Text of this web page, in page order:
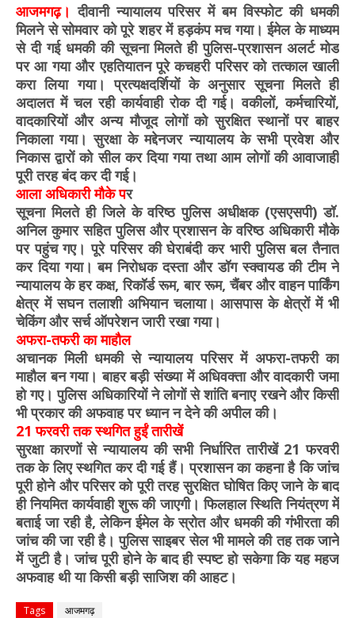
आजमगढ़। दीवानी न्यायालय परिसर में बम विस्फोट की धमकी
मिलने से सोमवार को पूरे शहर में हड़कंप मच गया। ईमेल के माध्यम
से दी गई धमकी की सूचना मिलते ही पुलिस-प्रशासन अलर्ट मोड
पर आ गया और एहतियातन पूरे कचहरी परिसर को तत्काल खाली
करा लिया गया। प्रत्यक्षदर्शियों के अनुसार सूचना मिलते ही
अदालत में चल रही कार्यवाही रोक दी गई। वकीलों, कर्मचारियों,
वादकारियों और अन्य मौजूद लोगों को सुरक्षित स्थानों पर बाहर
निकाला गया। सुरक्षा के मद्देनजर न्यायालय के सभी प्रवेश और
निकास द्वारों को सील कर दिया गया तथा आम लोगों की आवाजाही
पूरी तरह बंद कर दी गई।
आला अधिकारी मौके पर
सूचना मिलते ही जिले के वरिष्ठ पुलिस अधीक्षक (एसएसपी) डॉ.
अनिल कुमार सहित पुलिस और प्रशासन के वरिष्ठ अधिकारी मौके
पर पहुंच गए। पूरे परिसर की घेराबंदी कर भारी पुलिस बल तैनात
कर दिया गया। बम निरोधक दस्ता और डॉग स्क्वायड की टीम ने
न्यायालय के हर कक्ष, रिकॉर्ड रूम, बार रूम, चैंबर और वाहन पार्किंग
क्षेत्र में सघन तलाशी अभियान चलाया। आसपास के क्षेत्रों में भी
चेकिंग और सर्च ऑपरेशन जारी रखा गया।
अफरा-तफरी का माहौल
अचानक मिली धमकी से न्यायालय परिसर में अफरा-तफरी का
माहौल बन गया। बाहर बड़ी संख्या में अधिवक्ता और वादकारी जमा
हो गए। पुलिस अधिकारियों ने लोगों से शांति बनाए रखने और किसी
भी प्रकार की अफवाह पर ध्यान न देने की अपील की।
21 फरवरी तक स्थगित हुईं तारीखें
सुरक्षा कारणों से न्यायालय की सभी निर्धारित तारीखें 21 फरवरी
तक के लिए स्थगित कर दी गई हैं। प्रशासन का कहना है कि जांच
पूरी होने और परिसर को पूरी तरह सुरक्षित घोषित किए जाने के बाद
ही नियमित कार्यवाही शुरू की जाएगी। फिलहाल स्थिति नियंत्रण में
बताई जा रही है, लेकिन ईमेल के स्रोत और धमकी की गंभीरता की
जांच की जा रही है। पुलिस साइबर सेल भी मामले की तह तक जाने
में जुटी है। जांच पूरी होने के बाद ही स्पष्ट हो सकेगा कि यह महज
अफवाह थी या किसी बड़ी साजिश की आहट।
Tags आजमगढ़